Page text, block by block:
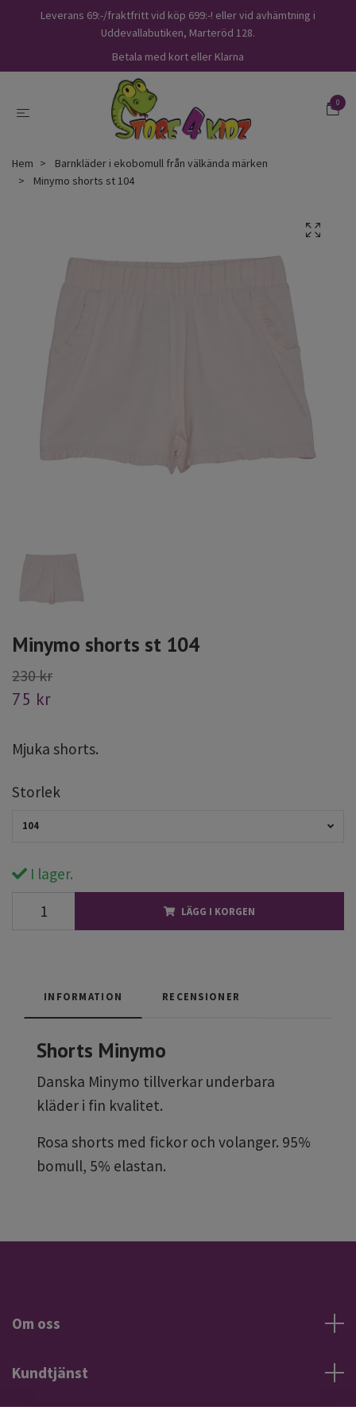
Leverans 69:-/fraktfritt vid köp 699:-! eller vid avhämtning i
Uddevallabutiken, Marteröd 128.
Betala med kort eller Klarna
0
Hem
Barnkläder i ekobomull från välkända märken
Minymo shorts st 104
Minymo shorts st 104
230 kr
75 kr
Mjuka shorts.
Storlek
104
I lager.
LÄGG I KORGEN
INFORMATION RECENSIONER
Shorts Minymo
Danska Minymo tillverkar underbara
kläder i fin kvalitet.
Rosa shorts med fickor och volanger. 95%
bomull, 5% elastan.
Om oss
Kundtjänst